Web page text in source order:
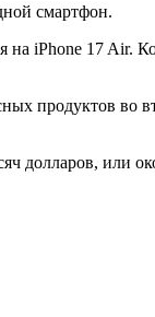
смартфон.
на iPhone 17 Air.
продуктов во
долларов, или